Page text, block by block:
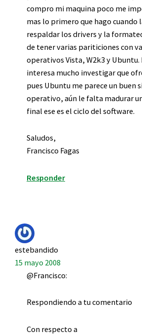
compro mi maquina poco me
mas lo primero que hago cuando
respaldar los drivers y la
de tener varias pariticiones con
operativos Vista, W2k3 y Ubuntu.
interesa mucho investigar que
pues Ubuntu me parece un buen
operativo, aún le falta madurar
final ese es el ciclo del software.
Saludos,
Francisco Fagas
Responder
estebandido
15 mayo 2008
@Francisco:
Respondiendo a tu comentario
Con respecto a